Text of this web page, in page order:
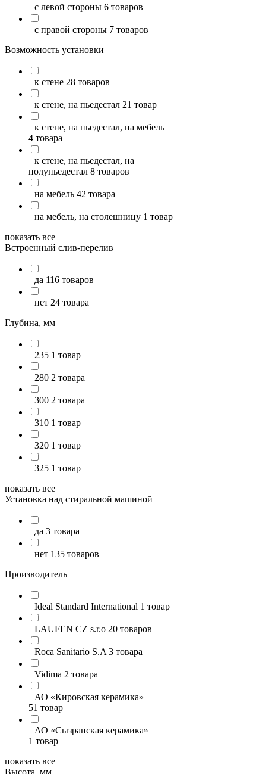
с левой стороны 6 товаров
с правой стороны 7 товаров
Возможность установки
к стене 28 товаров
к стене, на пьедестал 21 товар
к стене, на пьедестал, на мебель
4 товара
к стене, на пьедестал, на
полупьедестал 8 товаров
на мебель 42 товара
на мебель, на столешницу 1 товар
показать все
Встроенный слив-перелив
да 116 товаров
нет 24 товара
Глубина, мм
235 1 товар
280 2 товара
300 2 товара
310 1 товар
320 1 товар
325 1 товар
показать все
Установка над стиральной машиной
да 3 товара
нет 135 товаров
Производитель
Ideal Standard International 1 товар
LAUFEN CZ s.r.o 20 товаров
Roca Sanitario S.A 3 товара
Vidima 2 товара
АО «Кировская керамика»
51 товар
АО «Сызранская керамика»
1 товар
показать все
Высота, мм